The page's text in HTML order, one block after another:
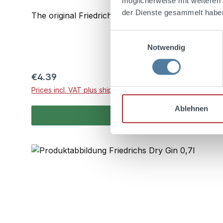
der Dienste gesammelt
Notwendig
Ablehnen
The original Friedrichs Dry Gin glass for an
Regular price:
€4.39
Prices incl. VAT plus shipping costs